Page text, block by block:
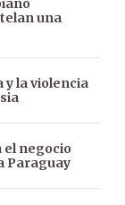
una
y la violencia
el negocio
Paraguay